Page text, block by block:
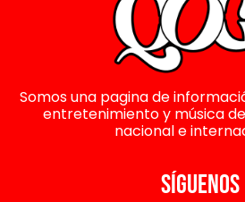
Somos una pagina de
entretenimiento y música
nacional e
SÍGUENOS